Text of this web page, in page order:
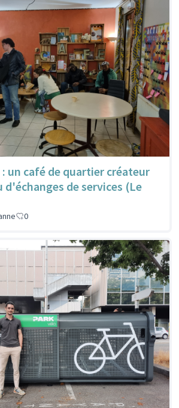
un café de quartier créateur
d'échanges de services (Le
0